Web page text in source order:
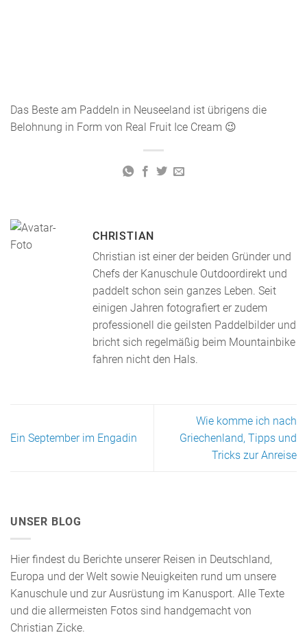
Das Beste am Paddeln in Neuseeland ist übrigens die
Belohnung in Form von Real Fruit Ice Cream 😉
CHRISTIAN
Christian ist einer der beiden Gründer und
Chefs der Kanuschule Outdoordirekt und
paddelt schon sein ganzes Leben. Seit
einigen Jahren fotografiert er zudem
professionell die geilsten Paddelbilder und
bricht sich regelmäßig beim Mountainbike
fahren nicht den Hals.
Ein September im Engadin
Wie komme ich nach
Griechenland, Tipps und
Tricks zur Anreise
UNSER BLOG
Hier findest du Berichte unserer Reisen in Deutschland,
Europa und der Welt sowie Neuigkeiten rund um unsere
Kanuschule und zur Ausrüstung im Kanusport. Alle Texte
und die allermeisten Fotos sind handgemacht von
Christian Zicke.